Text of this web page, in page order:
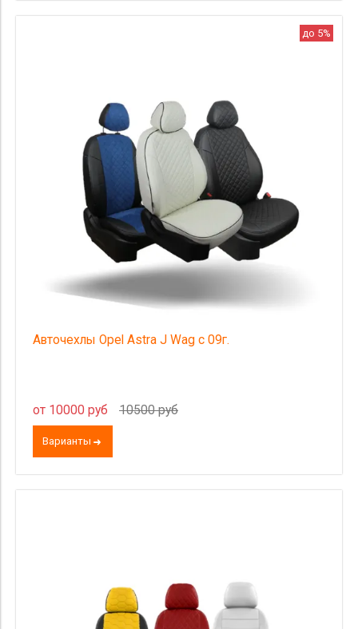
до 5%
Авточехлы Opel Astra J Wag с 09г.
от 10000 руб 10500 руб
Варианты